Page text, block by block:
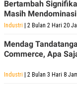
JARINGAN
K
O
A
P
R
S
Bertambah
Masih Mendominasi
Industri | 2 Bulan 2 Hari 20
Mendag
Commerce, Apa
Industri | 2 Bulan 3 Hari 8